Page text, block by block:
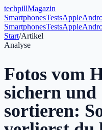
techpillMagazin
SmartphonesTestsApple
SmartphonesTestsApple
Start/Artikel
Analyse
Fotos vom
sichern und
sortieren: